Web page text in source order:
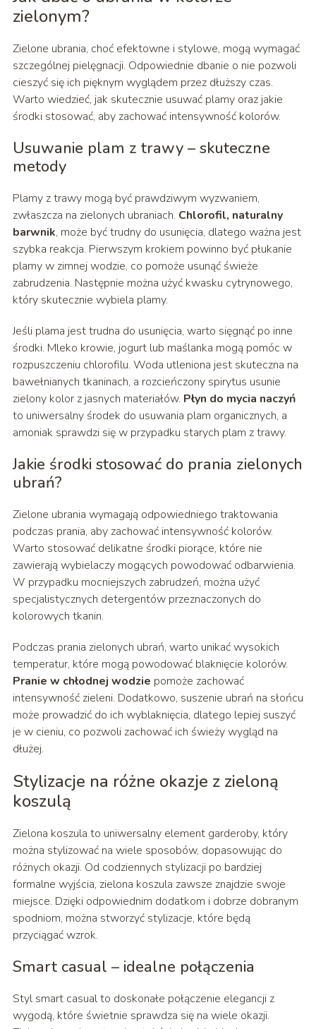
zielonym?
Zielone ubrania, choć efektowne i stylowe, mogą wymagać
szczególnej pielęgnacji. Odpowiednie dbanie o nie pozwoli
cieszyć się ich pięknym wyglądem przez dłuższy czas.
Warto wiedzieć, jak skutecznie usuwać plamy oraz jakie
środki stosować, aby zachować intensywność kolorów.
Usuwanie plam z trawy – skuteczne
metody
Plamy z trawy mogą być prawdziwym wyzwaniem,
zwłaszcza na zielonych ubraniach. Chlorofil, naturalny
barwnik, może być trudny do usunięcia, dlatego ważna jest
szybka reakcja. Pierwszym krokiem powinno być płukanie
plamy w zimnej wodzie, co pomoże usunąć świeże
zabrudzenia. Następnie można użyć kwasku cytrynowego,
który skutecznie wybiela plamy.
Jeśli plama jest trudna do usunięcia, warto sięgnąć po inne
środki. Mleko krowie, jogurt lub maślanka mogą pomóc w
rozpuszczeniu chlorofilu. Woda utleniona jest skuteczna na
bawełnianych tkaninach, a rozcieńczony spirytus usunie
zielony kolor z jasnych materiałów. Płyn do mycia naczyń
to uniwersalny środek do usuwania plam organicznych, a
amoniak sprawdzi się w przypadku starych plam z trawy.
Jakie środki stosować do prania zielonych
ubrań?
Zielone ubrania wymagają odpowiedniego traktowania
podczas prania, aby zachować intensywność kolorów.
Warto stosować delikatne środki piorące, które nie
zawierają wybielaczy mogących powodować odbarwienia.
W przypadku mocniejszych zabrudzeń, można użyć
specjalistycznych detergentów przeznaczonych do
kolorowych tkanin.
Podczas prania zielonych ubrań, warto unikać wysokich
temperatur, które mogą powodować blaknięcie kolorów.
Pranie w chłodnej wodzie pomoże zachować
intensywność zieleni. Dodatkowo, suszenie ubrań na słońcu
może prowadzić do ich wyblaknięcia, dlatego lepiej suszyć
je w cieniu, co pozwoli zachować ich świeży wygląd na
dłużej.
Stylizacje na różne okazje z zieloną
koszulą
Zielona koszula to uniwersalny element garderoby, który
można stylizować na wiele sposobów, dopasowując do
różnych okazji. Od codziennych stylizacji po bardziej
formalne wyjścia, zielona koszula zawsze znajdzie swoje
miejsce. Dzięki odpowiednim dodatkom i dobrze dobranym
spodniom, można stworzyć stylizacje, które będą
przyciągać wzrok.
Smart casual – idealne połączenia
Styl smart casual to doskonałe połączenie elegancji z
wygodą, które świetnie sprawdza się na wiele okazji.